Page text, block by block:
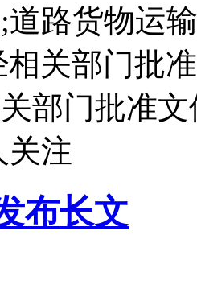
道路货物运
相关部门批
部门批准
关注
布长文